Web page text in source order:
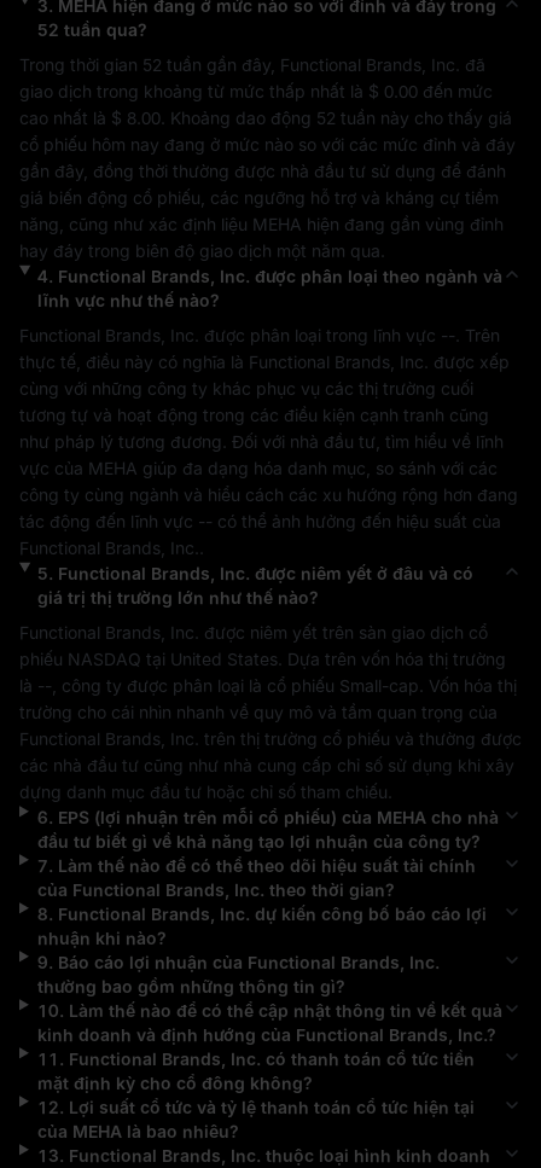
3. MEHA hiện đang ở mức nào so với đỉnh và đáy trong
52 tuần qua?
Trong thời gian 52 tuần gần đây, Functional Brands, Inc. đã
giao dịch trong khoảng từ mức thấp nhất là $ 0.00 đến mức
cao nhất là $ 8.00 . Khoảng dao động 52 tuần này cho thấy giá
cổ phiếu hôm nay đang ở mức nào so với các mức đỉnh và đáy
gần đây, đồng thời thường được nhà đầu tư sử dụng để đánh
giá biến động cổ phiếu, các ngưỡng hỗ trợ và kháng cự tiềm
năng, cũng như xác định liệu MEHA hiện đang gần vùng đỉnh
hay đáy trong biên độ giao dịch một năm qua.
4. Functional Brands, Inc. được phân loại theo ngành và
lĩnh vực như thế nào?
Functional Brands, Inc. được phân loại trong lĩnh vực -- . Trên
thực tế, điều này có nghĩa là Functional Brands, Inc. được xếp
cùng với những công ty khác phục vụ các thị trường cuối
tương tự và hoạt động trong các điều kiện cạnh tranh cũng
như pháp lý tương đương. Đối với nhà đầu tư, tìm hiểu về lĩnh
vực của MEHA giúp đa dạng hóa danh mục, so sánh với các
công ty cùng ngành và hiểu cách các xu hướng rộng hơn đang
tác động đến lĩnh vực --
Functional Brands, Inc.
5. Functional Brands, Inc. được niêm yết ở đâu và có
giá trị thị trường lớn như thế nào?
Functional Brands, Inc. được niêm yết trên sàn giao dịch cổ
phiếu NASDAQ tại United States . Dựa trên vốn hóa thị trường
là -- , công ty được phân loại là cổ phiếu Small-cap . Vốn hóa thị
Functional Brands, Inc. trên thị trường cổ phiếu và thường được
các nhà đầu tư cũng như nhà cung cấp chỉ số sử dụng khi xây
dựng danh mục đầu tư hoặc chỉ số tham chiếu.
6. EPS (lợi nhuận trên mỗi cổ phiếu) của MEHA cho nhà
đầu tư biết gì về khả năng tạo lợi nhuận của công ty?
7. Làm thế nào để có thể theo dõi hiệu suất tài chính
của Functional Brands, Inc. theo thời gian?
8. Functional Brands, Inc. dự kiến công bố báo cáo lợi
nhuận khi nào?
9. Báo cáo lợi nhuận của Functional Brands, Inc.
thường bao gồm những thông tin gì?
10. Làm thế nào để có thể cập nhật thông tin về kết quả
kinh doanh và định hướng của Functional Brands, Inc.?
11 . Functional Brands, Inc. có thanh toán cổ tức tiền
mặt định kỳ cho cổ đông không?
12. Lợi suất cổ tức và tỷ lệ thanh toán cổ tức hiện tại
của MEHA là bao nhiêu?
13. Functional Brands, Inc. thuộc loại hình kinh doanh